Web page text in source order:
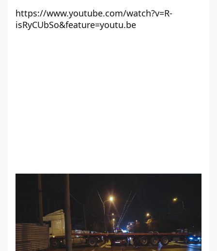
https://www.youtube.com/watch?v=R-
isRyCUbSo&feature=youtu.be